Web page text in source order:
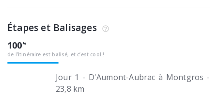
Étapes et Balisages
100
de l’itinéraire est balisé, et c’est cool !
Jour 1 - D'Aumont-Aubrac à Montgros -
23,8 km